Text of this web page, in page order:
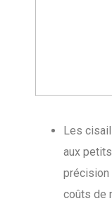
Les
aux
précision
coûts de